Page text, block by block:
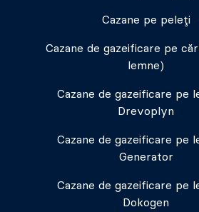
Cazane pe peleți
Cazane de gazeificare pe
lemne)
Cazane de gazeificare pe
Drevoplyn
Cazane de gazeificare pe
Generator
Cazane de gazeificare pe
Dokogen